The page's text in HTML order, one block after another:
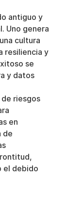
antiguo y
Uno genera
cultura
resiliencia y
se
y datos
riesgos
en
de
el debido